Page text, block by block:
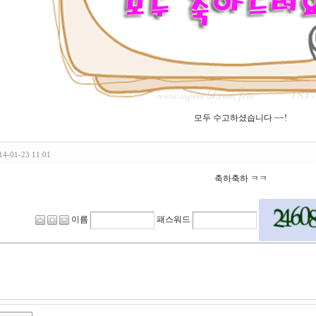
모두 수고하셨습니다 ~~!
01-23 11:01
축하축하 ㅋㅋ
이름 패스워드